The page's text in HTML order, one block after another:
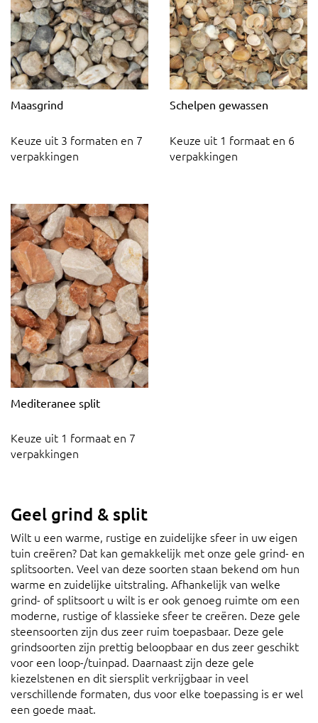
Maasgrind
Keuze uit 3 formaten en 7
verpakkingen
Schelpen gewassen
Keuze uit 1 formaat en 6
verpakkingen
Mediteranee split
Keuze uit 1 formaat en 7
verpakkingen
Geel grind & split
Wilt u een warme, rustige en zuidelijke sfeer in uw eigen
tuin creëren? Dat kan gemakkelijk met onze gele grind- en
splitsoorten. Veel van deze soorten staan bekend om hun
warme en zuidelijke uitstraling. Afhankelijk van welke
grind- of splitsoort u wilt is er ook genoeg ruimte om een
moderne, rustige of klassieke sfeer te creëren. Deze gele
steensoorten zijn dus zeer ruim toepasbaar. Deze gele
grindsoorten zijn prettig beloopbaar en dus zeer geschikt
voor een loop-/tuinpad. Daarnaast zijn deze gele
kiezelstenen en dit siersplit verkrijgbaar in veel
verschillende formaten, dus voor elke toepassing is er wel
een goede maat.